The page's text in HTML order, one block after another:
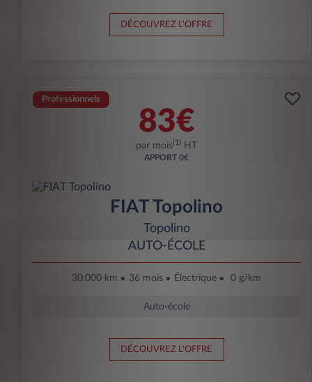
DÉCOUVREZ L'OFFRE
Professionnels
83€
par mois(1) HT
APPORT 0€
FIAT Topolino
Topolino
AUTO-ÉCOLE
30.000 km 36 mois Électrique 0 g/km
Auto-école
DÉCOUVREZ L'OFFRE